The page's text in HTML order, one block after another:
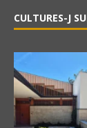
CULTURES-J